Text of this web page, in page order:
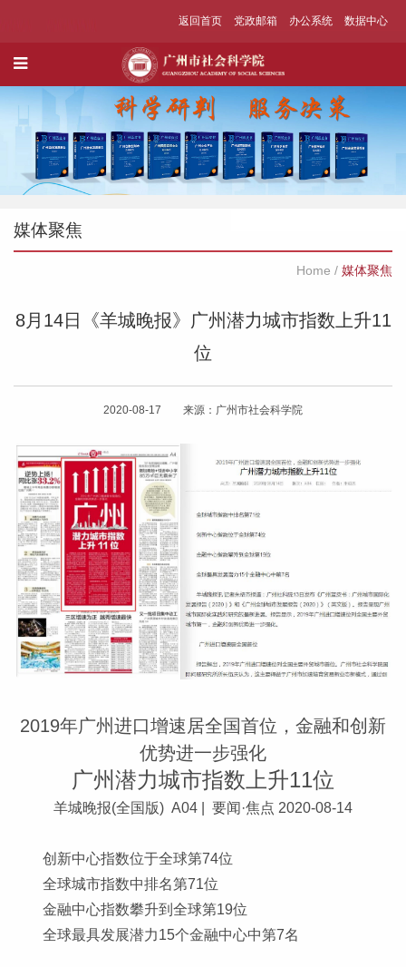
返回首页 党政邮箱 办公系统 数据中心
媒体聚焦
Home / 媒体聚焦
8月14日《羊城晚报》广州潜力城市指数上升11
位
2020-08-17 来源：广州市社会科学院
2019年广州进口增速居全国首位，金融和创新
优势进一步强化
广州潜力城市指数上升11位
羊城晚报(全国版) A04 | 要闻·焦点 2020-08-14
创新中心指数位于全球第74位
全球城市指数中排名第71位
金融中心指数攀升到全球第19位
全球最具发展潜力15个金融中心中第7名